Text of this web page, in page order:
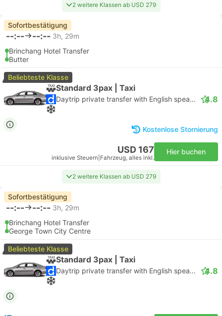
2 weitere Klassen ab USD 279
Sofortbestätigung
--:-- --:-- 3h, 29m
Brinchang Hotel Transfer
Butter
Beliebteste Klasse
Standard 3pax | Taxi
Daytrip private transfer with English speaking driver 4.8
Kostenlose Stornierung
USD 167
inklusive Steuern Fahrzeug, alles inkl.
Hier buchen
2 weitere Klassen ab USD 279
Sofortbestätigung
--:-- --:-- 3h, 29m
Brinchang Hotel Transfer
George Town City Centre
Beliebteste Klasse
Standard 3pax | Taxi
Daytrip private transfer with English speaking driver 4.8